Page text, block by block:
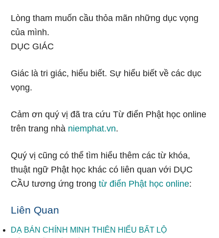
Lòng tham muốn cầu thỏa mãn những dục vọng
của mình.
DỤC GIÁC
Giác là tri giác, hiểu biết. Sự hiểu biết về các dục
vọng.
Cảm ơn quý vị đã tra cứu Từ điển Phật học online
trên trang nhà niemphat.vn.
Quý vị cũng có thể tìm hiểu thêm các từ khóa,
thuật ngữ Phật học khác có liên quan với DỤC
CẦU tương ứng trongtừ điển Phật học online:
Liên Quan
DẠ BÁN CHÍNH MINH THIÊN HIỂU BẤT LỘ